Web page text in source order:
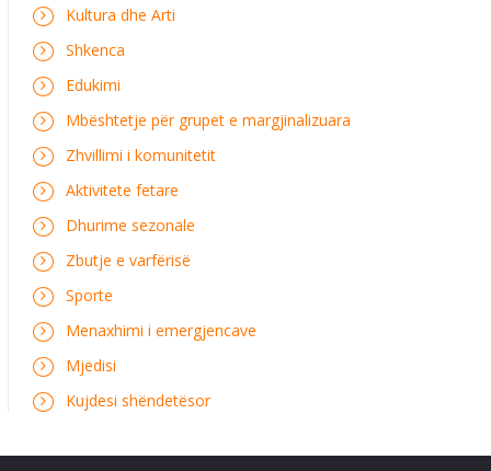
Kultura dhe Arti
Shkenca
Edukimi
Mbështetje për grupet e margjinalizuara
Zhvillimi i komunitetit
Aktivitete fetare
Dhurime sezonale
Zbutje e varfërisë
Sporte
Menaxhimi i emergjencave
Mjedisi
Kujdesi shëndetësor